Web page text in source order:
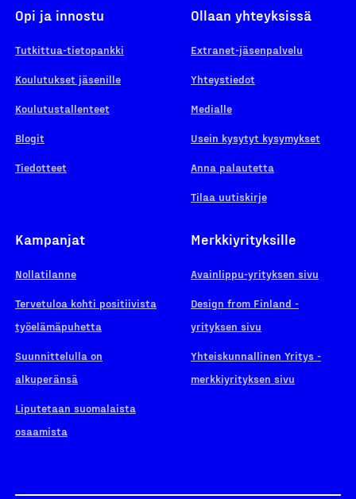
Opi ja innostu
Tutkittua-tietopankki
Koulutukset jäsenille
Koulutustallenteet
Blogit
Tiedotteet
Ollaan yhteyksissä
Extranet-jäsenpalvelu
Yhteystiedot
Medialle
Usein kysytyt kysymykset
Anna palautetta
Tilaa uutiskirje
Kampanjat
Nollatilanne
Tervetuloa kohti positiivista
työelämäpuhetta
Suunnittelulla on
alkuperänsä
Liputetaan suomalaista
osaamista
Merkkiyrityksille
Avainlippu-yrityksen sivu
Design from Finland -
yrityksen sivu
Yhteiskunnallinen Yritys -
merkkiyrityksen sivu